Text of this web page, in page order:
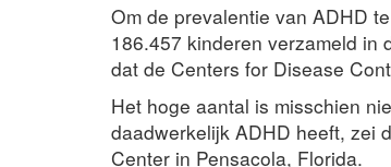
Om de prevalentie van ADHD
186.457 kinderen verzameld
dat de Centers for Disease
Het hoge aantal is misschien
daadwerkelijk ADHD heeft, zei
Center in Pensacola, Florida.